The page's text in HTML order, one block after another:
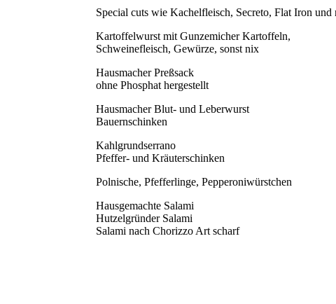
Special cuts wie Kachelfleisch, Secreto, Flat Iron und
Kartoffelwurst mit Gunzemicher Kartoffeln,
Schweinefleisch, Gewürze, sonst nix
Hausmacher Preßsack
ohne Phosphat hergestellt
Hausmacher Blut- und Leberwurst
Bauernschinken
Kahlgrundserrano
Pfeffer- und Kräuterschinken
Polnische, Pfefferlinge, Pepperoniwürstchen
Hausgemachte Salami
Hutzelgründer Salami
Salami nach Chorizzo Art scharf